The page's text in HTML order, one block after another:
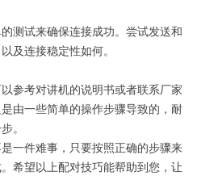
测试来确保连接成功。尝试发送和
及连接稳定性如何。
参考对讲机的说明书或者联系厂家
由一些简单的操作步骤导致的，耐
。
一件难事，只要按照正确的步骤来
希望以上配对技巧能帮助到您，让